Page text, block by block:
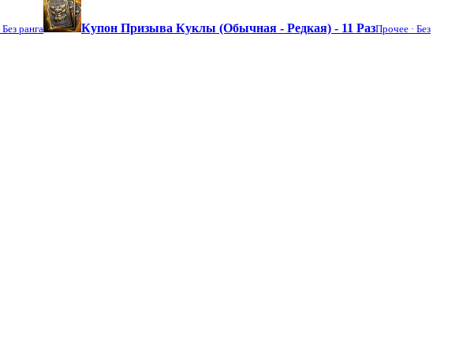
Без ранга Купон Призыва Куклы (Обычная - Редкая) - 11 РазПрочее · Без